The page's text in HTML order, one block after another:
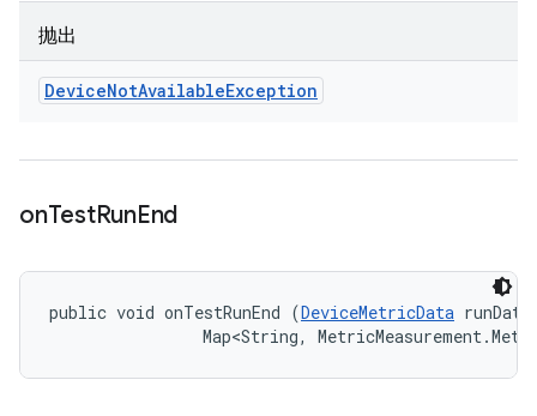
抛出
DeviceNotAvailableException
onTestRunEnd
public void onTestRunEnd (DeviceMetricData
Map<String,